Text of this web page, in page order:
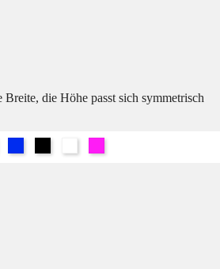
die Höhe passt sich symmetrisch